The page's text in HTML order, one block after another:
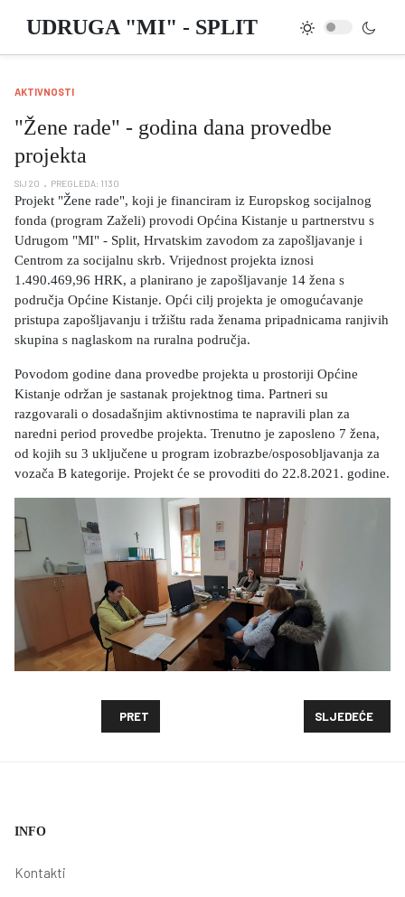
UDRUGA "MI" - SPLIT
AKTIVNOSTI
"Žene rade" - godina dana provedbe
projekta
SIJ 20 PREGLEDA: 1130
Projekt "Žene rade", koji je financiram iz Europskog socijalnog
fonda (program Zaželi) provodi Općina Kistanje u partnerstvu s
Udrugom "MI" - Split, Hrvatskim zavodom za zapošljavanje i
Centrom za socijalnu skrb. Vrijednost projekta iznosi
1.490.469,96 HRK, a planirano je zapošljavanje 14 žena s
područja Općine Kistanje. Opći cilj projekta je omogućavanje
pristupa zapošljavanju i tržištu rada ženama pripadnicama ranjivih
skupina s naglaskom na ruralna područja.
Povodom godine dana provedbe projekta u prostoriji Općine
Kistanje održan je sastanak projektnog tima. Partneri su
razgovarali o dosadašnjim aktivnostima te napravili plan za
naredni period provedbe projekta. Trenutno je zaposleno 7 žena,
od kojih su 3 uključene u program izobrazbe/osposobljavanja za
vozača B kategorije. Projekt će se provoditi do 22.8.2021. godine.
PRETHODNI ČLANAK: PROVEDBA PROJEKTA
PRET SLJEDEĆI
SLJEDEĆE
INFO
Kontakti